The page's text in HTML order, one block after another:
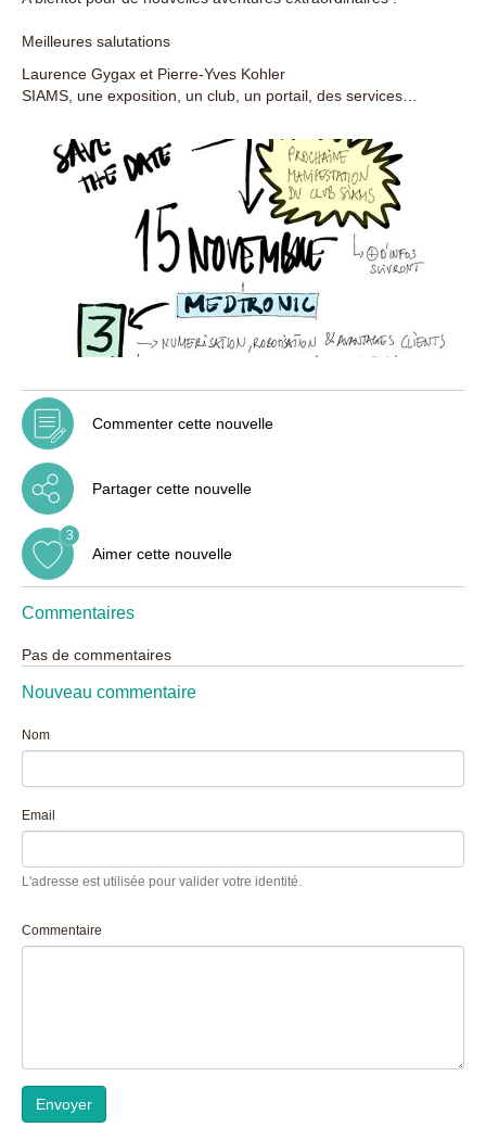
Meilleures salutations
Laurence Gygax et Pierre-Yves Kohler
SIAMS, une exposition, un club, un portail, des services…
Commenter cette nouvelle
Partager cette nouvelle
Aimer cette nouvelle
3
Commentaires
Pas de commentaires
Nouveau commentaire
Nom
Email
L'adresse est utilisée pour valider votre identité.
Commentaire
Envoyer